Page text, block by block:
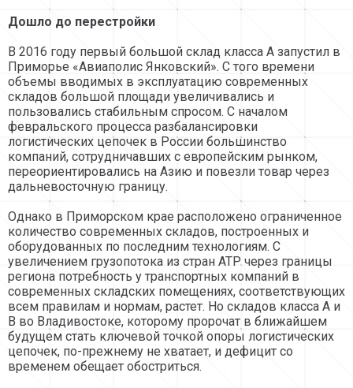
Дошло до перестройки
В 2016 году первый большой склад класса А запустил в
Приморье «Авиаполис Янковский». С того времени
объемы вводимых в эксплуатацию современных
складов большой площади увеличивались и
пользовались стабильным спросом. С началом
февральского процесса разбалансировки
логистических цепочек в России большинство
компаний, сотрудничавших с европейским рынком,
переориентировались на Азию и повезли товар через
дальневосточную границу.
Однако в Приморском крае расположено ограниченное
количество современных складов, построенных и
оборудованных по последним технологиям. С
увеличением грузопотока из стран АТР через границы
региона потребность у транспортных компаний в
современных складских помещениях, соответствующих
всем правилам и нормам, растет. Но складов класса А и
В во Владивостоке, которому пророчат в ближайшем
будущем стать ключевой точкой опоры логистических
цепочек, по-прежнему не хватает, и дефицит со
временем обещает обостриться.